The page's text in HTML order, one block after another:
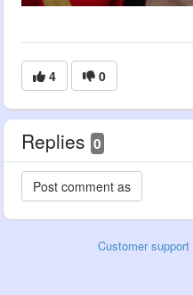
4 0
Replies 0
Customer